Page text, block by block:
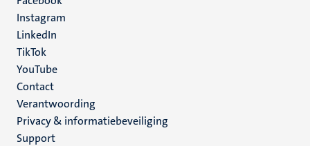
media
Instagram
LinkedIn
TikTok
YouTube
Menu
footer
(NL)
Contact
Verantwoording
Privacy & informatiebeveiliging
Support